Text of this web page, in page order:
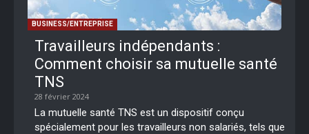
BUSINESS/ENTREPRISE
Travailleurs indépendants :
Comment choisir sa mutuelle santé
TNS
28 février 2024
La mutuelle santé TNS est un dispositif conçu
spécialement pour les travailleurs non salariés, tels que